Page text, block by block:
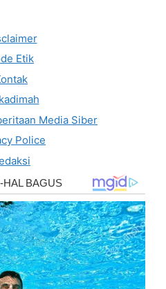
Etik
Media Siber
Police